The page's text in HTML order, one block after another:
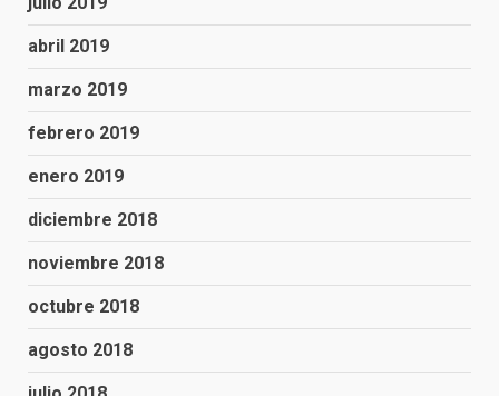
abril 2019
marzo 2019
febrero 2019
enero 2019
diciembre 2018
noviembre 2018
octubre 2018
agosto 2018